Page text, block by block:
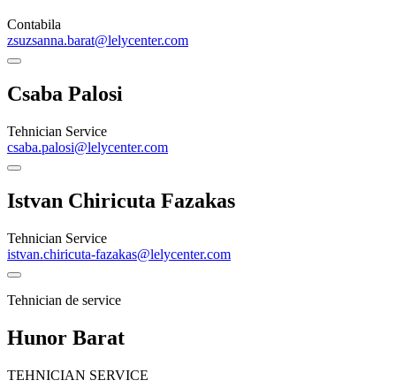
Contabila
zsuzsanna.barat@lelycenter.com
Csaba Palosi
Tehnician Service
csaba.palosi@lelycenter.com
Istvan Chiricuta Fazakas
Tehnician Service
istvan.chiricuta-fazakas@lelycenter.com
Tehnician de service
Hunor Barat
TEHNICIAN SERVICE